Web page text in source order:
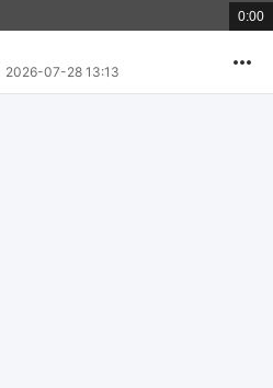
總
共
1:13
2026-07-28 13:13